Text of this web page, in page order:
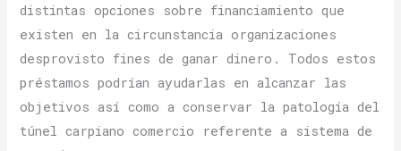
distintas opciones sobre financiamiento que
existen en la circunstancia organizaciones
desprovisto fines de ganar dinero. Todos estos
préstamos podrían ayudarlas en alcanzar las
objetivos así­ como a conservar la patologí­a del
túnel carpiano comercio referente a sistema de